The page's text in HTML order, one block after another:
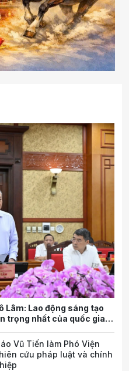
Lâm: Lao động sáng tạo
trọng nhất của quốc gia
Vũ Tiến làm Phó Viện
cứu pháp luật và chính